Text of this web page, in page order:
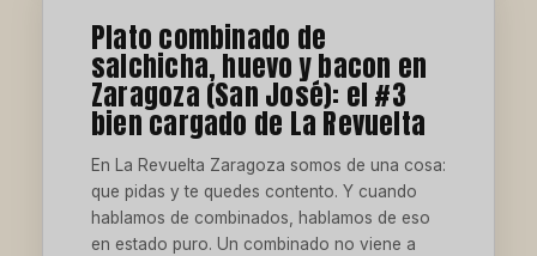
Plato combinado de
salchicha, huevo y bacon en
Zaragoza (San José): el #3
bien cargado de La Revuelta
En La Revuelta Zaragoza somos de una cosa:
que pidas y te quedes contento. Y cuando
hablamos de combinados, hablamos de eso
en estado puro. Un combinado no viene a